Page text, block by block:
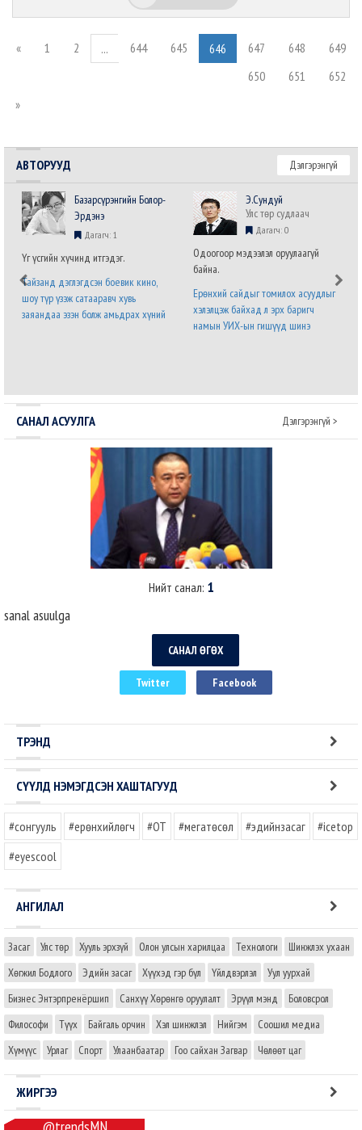
« 1 2 ... 644 645 646 647 648
649
650
651
652
»
АВТОРУУД Дэлгэрэнгүй
Базарсүрэнгийн Болор-
Эрдэнэ
Дагагч: 1
Үг үсгийн хүчинд итгэдэг.
Тайзанд дэглэгдсэн боевик кино,
шоу түр үзэж сатааравч хувь
заяандаа эзэн болж амьдрах хүний
эвэрнээс хойно у..
Э.Сундуй
Улс төр судлаач
Дагагч: 0
Одоогоор мэдээлэл оруулаагүй
байна.
Ерөнхий сайдыг томилох асуудлыг
хэлэлцэж байхад л эрх баригч
намын УИХ-ын гишүүд шинэ
томилогдсон Ерөнхий с..
САНАЛ АСУУЛГА Дэлгэрэнгүй >
Нийт санал: 1
sanal asuulga
САНАЛ ӨГӨХ
Twitter Facebook
ТРЭНД
СҮҮЛД НЭМЭГДСЭН ХАШТАГУУД
#сонгууль #ерөнхийлөгч #OT #мегатөсөл #эдийнзасаг
#icetop
#eyescool
АНГИЛАЛ
Засаг Улс төр Хууль эрхзүй Олон улсын харилцаа Технологи
Шинжлэх ухаан
Хөгжил Бодлого
Эдийн засаг Хүүхэд гэр бүл Үйлдвэрлэл
Уул уурхай
Бизнес Энтэрпренёршип
Санхүү Хөрөнгө оруулалт Эрүүл мэнд
Боловсрол
Философи
Түүх Байгаль орчин Хэл шинжлэл Нийгэм
Соошил медиа
Хүмүүс
Урлаг Спорт Улаанбаатар Гоо сайхан Загвар Чөлөөт цаг
ЖИРГЭЭ